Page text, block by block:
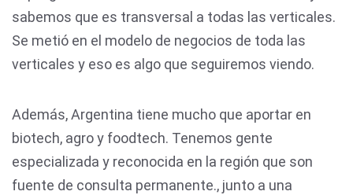
sabemos que es transversal a todas las verticales.
Se metió en el modelo de negocios de toda las
verticales y eso es algo que seguiremos viendo.
Además, Argentina tiene mucho que aportar en
biotech, agro y foodtech. Tenemos gente
especializada y reconocida en la región que son
fuente de consulta permanente., junto a una